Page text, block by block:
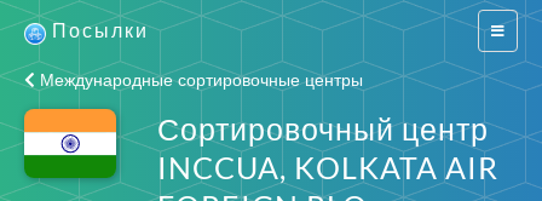
Switch
Посылки
Международные сортировочные центры
Сортировочный центр
INCCUA, KOLKATA AIR